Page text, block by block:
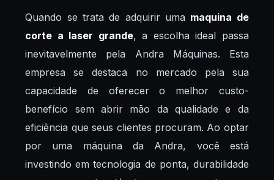
Quando se trata de adquirir uma maquina de
corte a laser grande, a escolha ideal passa
inevitavelmente pela Andra Máquinas. Esta
empresa se destaca no mercado pela sua
capacidade de oferecer o melhor custo-
benefício sem abrir mão da qualidade e da
eficiência que seus clientes procuram. Ao optar
por uma máquina da Andra, você está
investindo em tecnologia de ponta, durabilidade